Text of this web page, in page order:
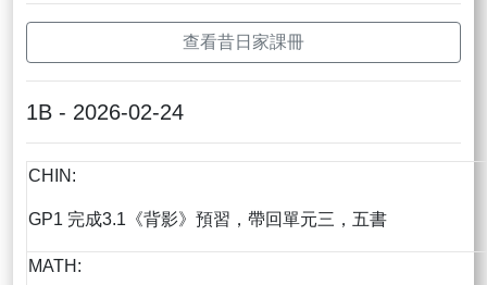
查看昔日家課冊
1B - 2026-02-24
CHIN:
GP1 完成3.1《背影》預習，帶回單元三，五書
MATH: